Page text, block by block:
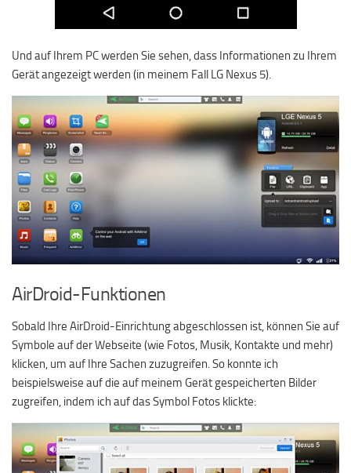
Und auf Ihrem PC werden Sie sehen, dass Informationen zu Ihrem
Gerät angezeigt werden (in meinem Fall LG Nexus 5).
AirDroid-Funktionen
Sobald Ihre AirDroid-Einrichtung abgeschlossen ist, können Sie auf
Symbole auf der Webseite (wie Fotos, Musik, Kontakte und mehr)
klicken, um auf Ihre Sachen zuzugreifen. So konnte ich
beispielsweise auf die auf meinem Gerät gespeicherten Bilder
zugreifen, indem ich auf das Symbol Fotos klickte: